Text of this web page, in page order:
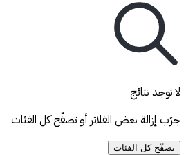
لا توجد نتائج
جرّب إزالة بعض الفلاتر أو تصفّح كل الفئات
تصفّح كل الفئات